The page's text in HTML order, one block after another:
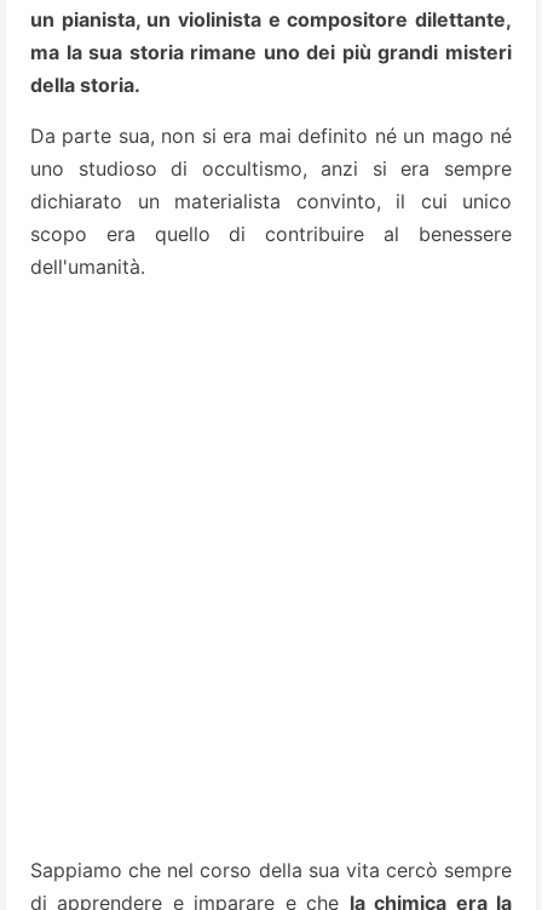
un pianista, un violinista e compositore dilettante,
ma la sua storia rimane uno dei più grandi misteri
della storia.
Da parte sua, non si era mai definito né un mago né
uno studioso di occultismo, anzi si era sempre
dichiarato un materialista convinto, il cui unico
scopo era quello di contribuire al benessere
dell'umanità.
Sappiamo che nel corso della sua vita cercò sempre
di apprendere e imparare e che la chimica era la